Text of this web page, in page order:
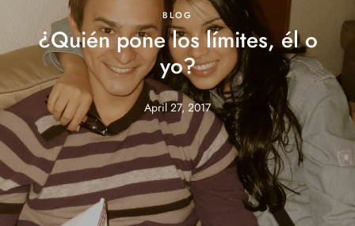
BLOG
¿Quién pone los límites, él o
yo?
April 27, 2017